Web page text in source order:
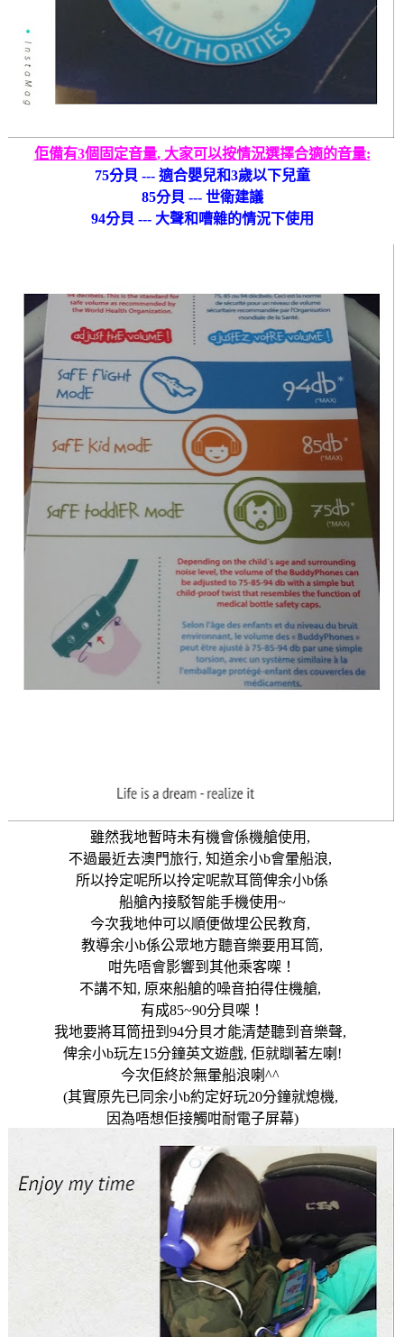
佢備有3個固定音量, 大家可以按情況選擇合適的音量:
75分貝 --- 適合嬰兒和3歲以下兒童
85分貝 --- 世衛建議
94分貝 --- 大聲和嘈雜的情況下使用
雖然我地暫時未有機會係機艙使用 ,
不過最近去澳門旅行, 知道余小b會暈船浪,
所以拎定呢所以拎定呢款耳筒俾余小b係
船艙內接駁智能手機使用~
今次我地仲可以順便做埋公民教育,
教導余小b係公眾地方聽音樂要用耳筒,
咁先唔會影響到其他乘客㗎！
不講不知, 原來船艙的噪音拍得住機艙,
有成85~90分貝㗎！
我地要將耳筒扭到 94分貝才能清楚聽到音樂聲,
俾余小b玩左15分鐘英文遊戲, 佢就瞓著左喇 !
今次佢終於無暈船浪喇^^
(其實原先已同余小b約定好玩20分鐘就熄機,
因為唔想佢接觸咁耐電子屏幕)